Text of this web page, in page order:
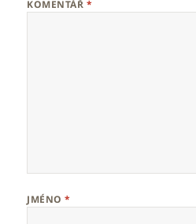
KOMENTÁŘ *
JMÉNO*